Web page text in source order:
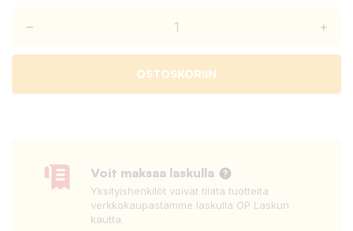
– +
OSTOSKORIIN
Voit maksaa laskulla
Yksityishenkilöt voivat tilata tuotteita
verkkokaupastamme laskulla OP Laskun
kautta.